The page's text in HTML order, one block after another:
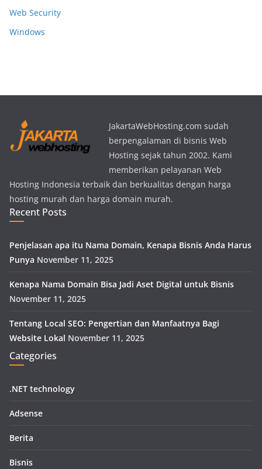
Web Security
Windows
JakartaWebHosting.com sudah
berpengalaman di bisnis Web
Hosting sejak tahun 2002. Kami
memberikan pelayanan Web
Hosting Indonesia terbaik dan berkualitas dengan harga
hosting murah dan harga domain murah.
Recent Posts
Penjelasan apa itu Nama Domain, Kenapa Bisnis Anda Harus
Punya November 11, 2025
Kenapa Nama Domain Bisa Jadi Aset Digital untuk Bisnis
November 11, 2025
Tentang Local SEO: Pengertian dan Manfaatnya Bagi
Website Lokal November 11, 2025
Categories
.NET technology
Adsense
Berita
Bisnis